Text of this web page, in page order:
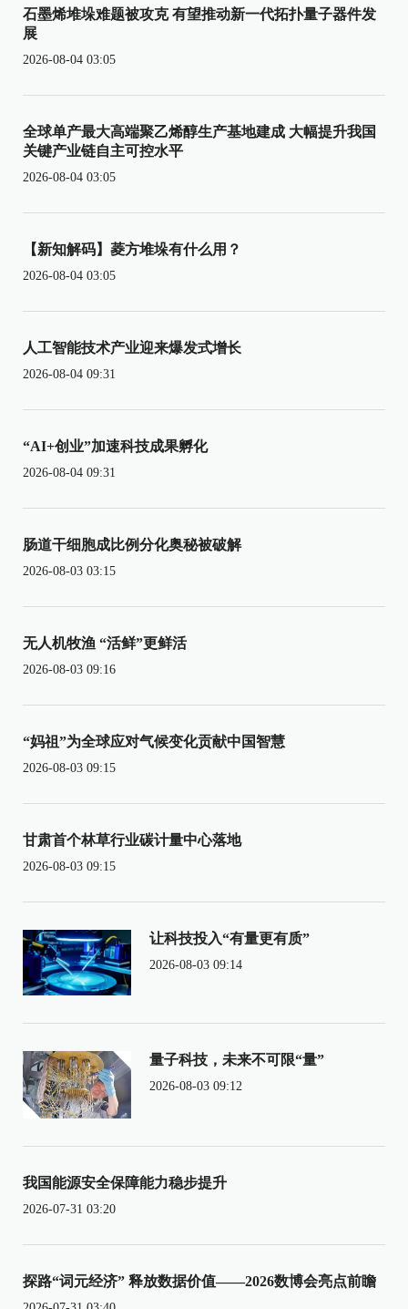
石墨烯堆垛难题被攻克 有望推动新一代拓扑量子器件发
展
2026-08-04 03:05
全球单产最大高端聚乙烯醇生产基地建成 大幅提升我国
关键产业链自主可控水平
2026-08-04 03:05
【新知解码】菱方堆垛有什么用？
2026-08-04 03:05
人工智能技术产业迎来爆发式增长
2026-08-04 09:31
“AI+创业”加速科技成果孵化
2026-08-04 09:31
肠道干细胞成比例分化奥秘被破解
2026-08-03 03:15
无人机牧渔 “活鲜”更鲜活
2026-08-03 09:16
“妈祖”为全球应对气候变化贡献中国智慧
2026-08-03 09:15
甘肃首个林草行业碳计量中心落地
2026-08-03 09:15
让科技投入“有量更有质”
2026-08-03 09:14
量子科技，未来不可限“量”
2026-08-03 09:12
我国能源安全保障能力稳步提升
2026-07-31 03:20
探路“词元经济” 释放数据价值——2026数博会亮点前瞻